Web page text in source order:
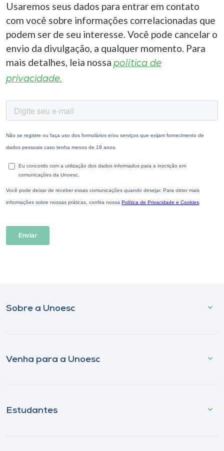
Usaremos seus dados para entrar em contato
com você sobre informações correlacionadas que
podem ser de seu interesse. Você pode cancelar o
envio da divulgação, a qualquer momento. Para
mais detalhes, leia nossa política de
privacidade.
Sobre a Unoesc
Venha para a Unoesc
Estudantes